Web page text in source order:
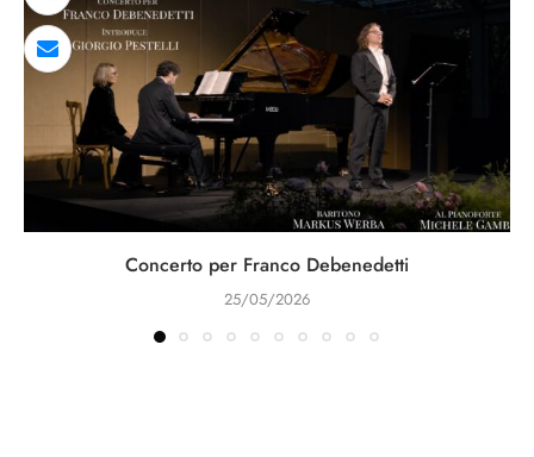
Concerto per Franco Debenedetti
25/05/2026